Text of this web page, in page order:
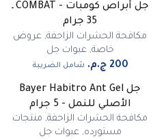
جل أبراص كومبات - COMBAT ـ
35 جرام
مكافحة الحشرات الزاحفة, عروض
خاصة,عبوات جل
شامل الضريبة
-5%
جل Bayer Habitro Ant Gel
الأصلي للنمل - 5 جرام
مكافحة الحشرات الزاحفة, منتجات
مستورده,عبوات جل